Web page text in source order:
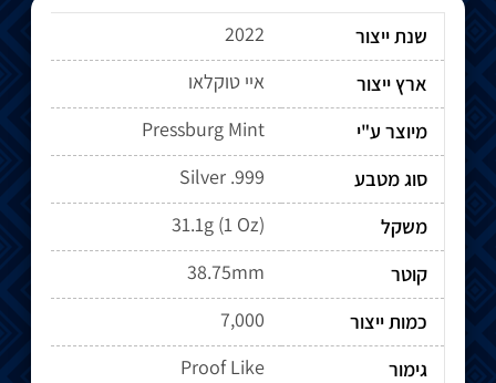
שנת ייצור
2022
ארץ ייצור
איי טוקלאו
מיוצר ע"י
Pressburg Mint
סוג מטבע
Silver .999
משקל
31.1g (1 Oz)
קוטר
38.75mm
כמות ייצור
7,000
גימור
Proof Like